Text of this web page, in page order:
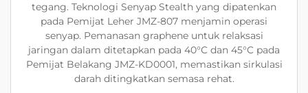
tegang. Teknologi Senyap Stealth yang dipatenkan
pada Pemijat Leher JMZ-807 menjamin operasi
senyap. Pemanasan graphene untuk relaksasi
jaringan dalam ditetapkan pada 40°C dan 45°C pada
Pemijat Belakang JMZ-KD0001, memastikan sirkulasi
darah ditingkatkan semasa rehat.